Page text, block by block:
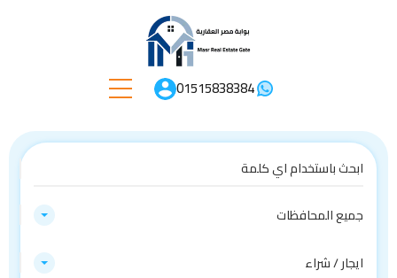
01515838384
جميع المحافظات
ايجار / شراء